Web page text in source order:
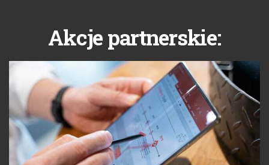
Akcje partnerskie: